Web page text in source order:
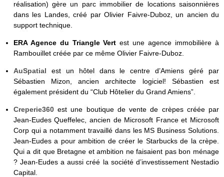
réalisation) gère un parc immobilier de locations saisonnières
dans les Landes, créé par Olivier Faivre-Duboz, un ancien du
support technique.
ERA Agence du Triangle Vertest une agence immobilière à
Rambouillet créée par ce même Olivier Faivre-Duboz.
AuSpatial
est un hôtel dans le centre d’Amiens géré par
Sébastien Mizon, ancien architecte logiciel! Sébastien est
également président du “Club Hôtelier du Grand Amiens”.
Creperie360est une boutique de vente de crèpes créée par
Jean-Eudes Queffelec, ancien de Microsoft France et Microsoft
Corp qui a notamment travaillé dans les MS Business Solutions.
Jean-Eudes a pour ambition de créer le Starbucks de la crèpe.
Qui a dit que Bretagne et ambition ne faisaient pas bon ménage
? Jean-Eudes a aussi créé la société d’investissement Nestadio
Capital.